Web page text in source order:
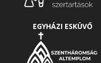
EGYHÁZI ESKÜVŐ